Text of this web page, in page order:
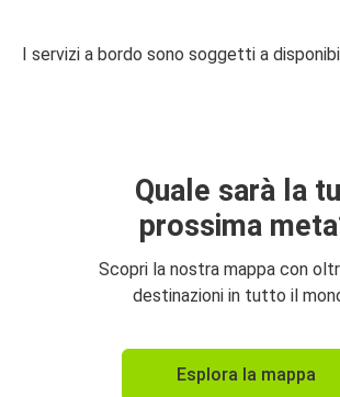
I servizi a bordo sono soggetti a
Quale sarà la
prossima
Scopri la nostra mappa con
destinazioni in tutto il
Esplora la mappa